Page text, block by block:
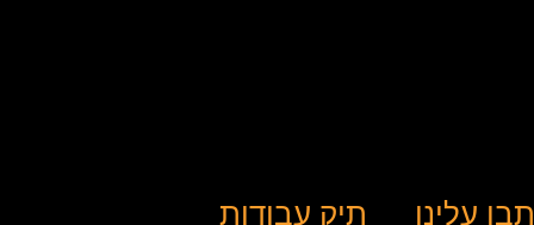
עלינו תיק עבודות